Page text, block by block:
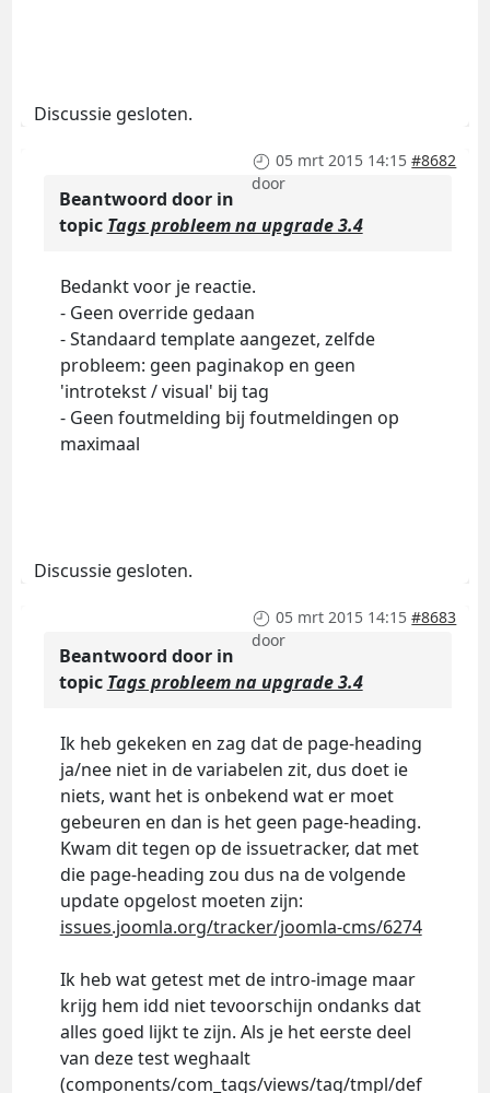
Discussie gesloten.
05 mrt 2015 14:15 #8682
door
Beantwoord door in
topic Tags probleem na upgrade 3.4
Bedankt voor je reactie.
- Geen override gedaan
- Standaard template aangezet, zelfde
probleem: geen paginakop en geen
'introtekst / visual' bij tag
- Geen foutmelding bij foutmeldingen op
maximaal
Discussie gesloten.
05 mrt 2015 14:15 #8683
door
Beantwoord door in
topic Tags probleem na upgrade 3.4
Ik heb gekeken en zag dat de page-heading
ja/nee niet in de variabelen zit, dus doet ie
niets, want het is onbekend wat er moet
gebeuren en dan is het geen page-heading.
Kwam dit tegen op de issuetracker, dat met
die page-heading zou dus na de volgende
update opgelost moeten zijn:
issues.joomla.org/tracker/joomla-cms/6274
Ik heb wat getest met de intro-image maar
krijg hem idd niet tevoorschijn ondanks dat
alles goed lijkt te zijn. Als je het eerste deel
van deze test weghaalt
(components/com_tags/views/tag/tmpl/def